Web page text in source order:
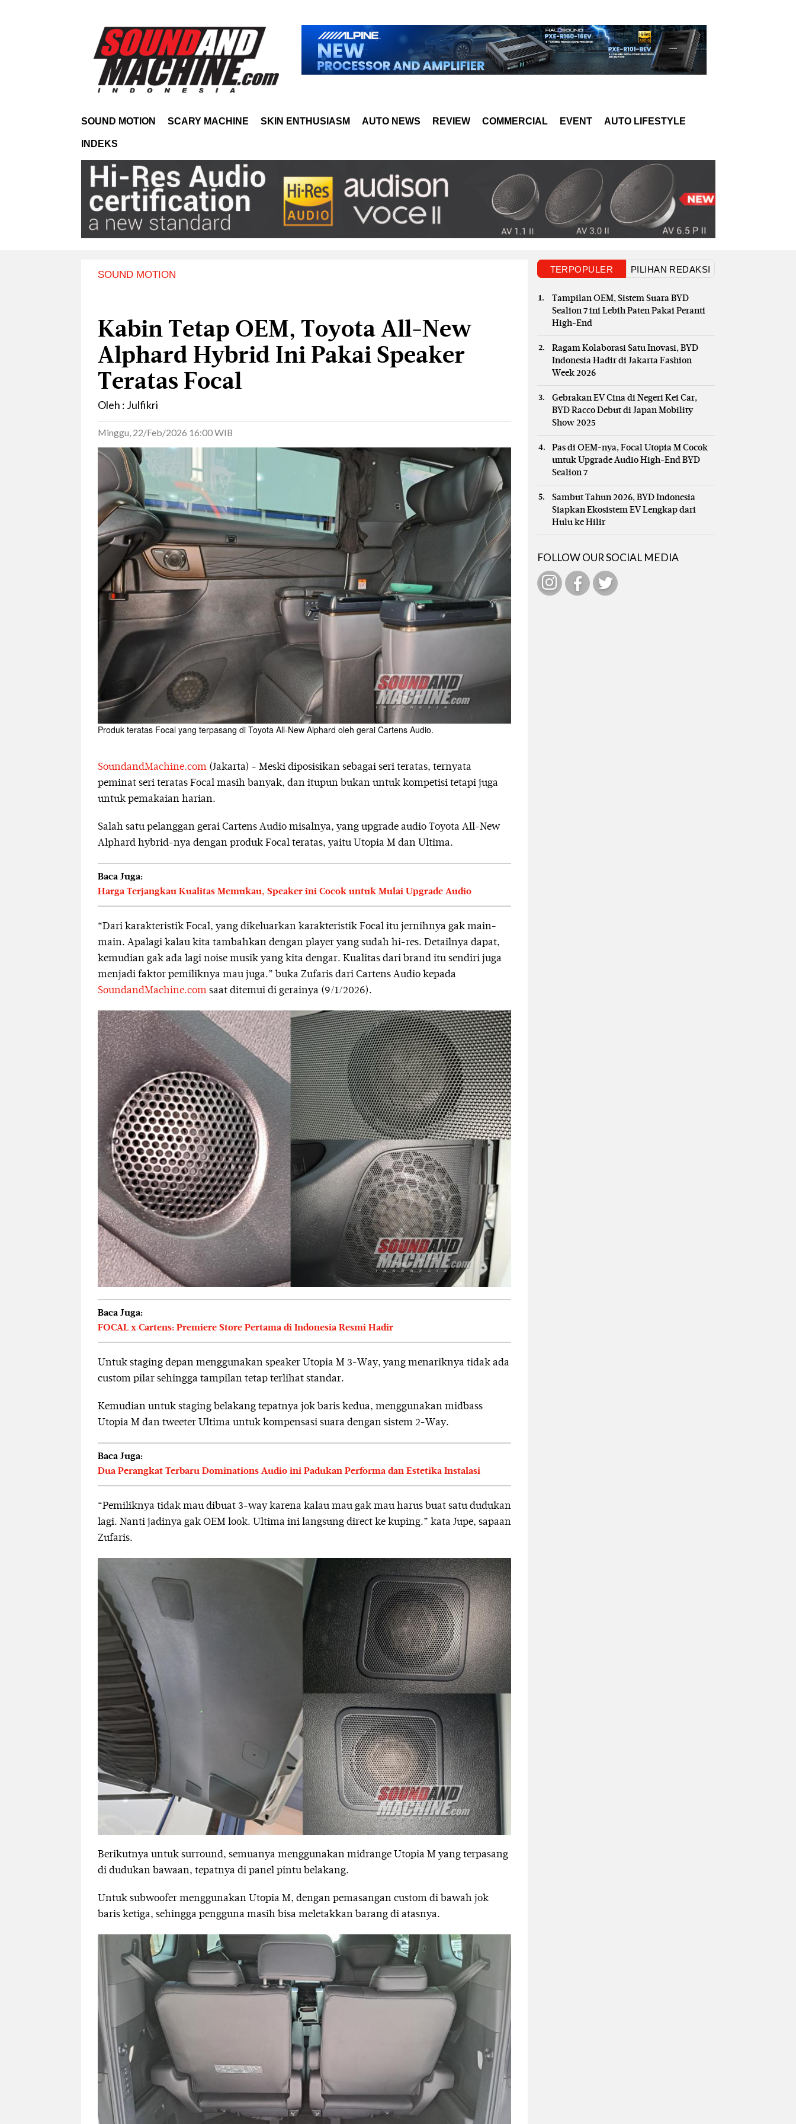
SOUND MOTION SCARY MACHINE SKIN ENTHUSIASM AUTO NEWS REVIEW COMMERCIAL EVENT AUTO LIFESTYLE
INDEKS
SOUND MOTION
Kabin Tetap OEM, Toyota All-New
Alphard Hybrid Ini Pakai Speaker
Teratas Focal
Oleh : Julfikri
Minggu, 22/Feb/2026 16:00 WIB
Produk teratas Focal yang terpasang di Toyota All-New Alphard oleh gerai Cartens Audio.
SoundandMachine.com(Jakarta) - Meski diposisikan sebagai seri teratas, ternyata
peminat seri teratas Focal masih banyak, dan itupun bukan untuk kompetisi tetapi juga
untuk pemakaian harian.
Salah satu pelanggan gerai Cartens Audio misalnya, yang upgrade audio Toyota All-New
Alphard hybrid-nya dengan produk Focal teratas, yaitu Utopia M dan Ultima.
Baca Juga:
Harga Terjangkau Kualitas Memukau, Speaker ini Cocok untuk Mulai Upgrade Audio
“Dari karakteristik Focal, yang dikeluarkan karakteristik Focal itu jernihnya gak main-
main. Apalagi kalau kita tambahkan dengan player yang sudah hi-res. Detailnya dapat,
kemudian gak ada lagi noise musik yang kita dengar. Kualitas dari brand itu sendiri juga
menjadi faktor pemiliknya mau juga.” buka Zufaris dari Cartens Audio kepada
SoundandMachine.comsaat ditemui di gerainya (9/1/2026).
Baca Juga:
FOCAL x Cartens: Premiere Store Pertama di Indonesia Resmi Hadir
Untuk staging depan menggunakan speaker Utopia M 3-Way, yang menariknya tidak ada
custom pilar sehingga tampilan tetap terlihat standar.
Kemudian untuk staging belakang tepatnya jok baris kedua, menggunakan midbass
Utopia M dan tweeter Ultima untuk kompensasi suara dengan sistem 2-Way.
Baca Juga:
Dua Perangkat Terbaru Dominations Audio ini Padukan Performa dan Estetika Instalasi
“Pemiliknya tidak mau dibuat 3-way karena kalau mau gak mau harus buat satu dudukan
lagi. Nanti jadinya gak OEM look. Ultima ini langsung direct ke kuping.” kata Jupe, sapaan
Zufaris.
Berikutnya untuk surround, semuanya menggunakan midrange Utopia M yang terpasang
di dudukan bawaan, tepatnya di panel pintu belakang.
Untuk subwoofer menggunakan Utopia M, dengan pemasangan custom di bawah jok
baris ketiga, sehingga pengguna masih bisa meletakkan barang di atasnya.
TERPOPULER PILIHAN REDAKSI
Tampilan OEM, Sistem Suara BYD
Sealion 7 ini Lebih Paten Pakai Peranti
High-End
Ragam Kolaborasi Satu Inovasi, BYD
Indonesia Hadir di Jakarta Fashion
Week 2026
Gebrakan EV Cina di Negeri Kei Car,
BYD Racco Debut di Japan Mobility
Show 2025
Pas di OEM-nya, Focal Utopia M Cocok
untuk Upgrade Audio High-End BYD
Sealion 7
Sambut Tahun 2026, BYD Indonesia
Siapkan Ekosistem EV Lengkap dari
Hulu ke Hilir
FOLLOW OUR SOCIAL MEDIA